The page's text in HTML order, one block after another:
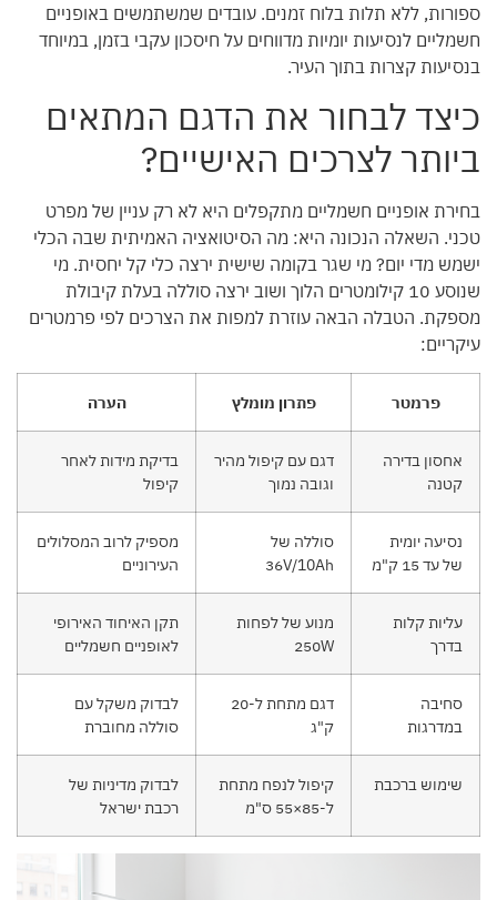
ספורות, ללא תלות בלוח זמנים. עובדים שמשתמשים באופניים
חשמליים לנסיעות יומיות מדווחים על חיסכון עקבי בזמן, במיוחד
בנסיעות קצרות בתוך העיר.
כיצד לבחור את הדגם המתאים
ביותר לצרכים האישיים?
בחירת אופניים חשמליים מתקפלים היא לא רק עניין של מפרט
טכני. השאלה הנכונה היא: מה הסיטואציה האמיתית שבה הכלי
ישמש מדי יום? מי שגר בקומה שישית ירצה כלי קל יחסית. מי
שנוסע 10 קילומטרים הלוך ושוב ירצה סוללה בעלת קיבולת
מספקת. הטבלה הבאה עוזרת למפות את הצרכים לפי פרמטרים
עיקריים:
פרמטר פתרון מומלץ הערה
אחסון בדירה
קטנה
דגם עם קיפול מהיר
וגובה נמוך
בדיקת מידות לאחר
קיפול
נסיעה יומית
של עד 15 ק"מ
סוללה של
36V/10Ah
מספיק לרוב המסלולים
העירוניים
עליות קלות
בדרך
מנוע של לפחות
250W
תקן האיחוד האירופי
לאופניים חשמליים
סחיבה
במדרגות
דגם מתחת ל-20
ק"ג
לבדוק משקל עם
סוללה מחוברת
שימוש ברכבת
קיפול לנפח מתחת
ל-85×55 ס"מ
לבדוק מדיניות של
רכבת ישראל